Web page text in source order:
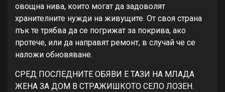
овощна нива, които могат да задоволят
хранителните нужди на живущите. От своя страна
пък те трябва да се погрижат за покрива, ако
протече, или да направят ремонт, в случай че се
наложи обновяване.
СРЕД ПОСЛЕДНИТЕ ОБЯВИ Е ТАЗИ НА МЛАДА
ЖЕНА ЗА ДОМ В СТРАЖИШКОТО СЕЛО ЛОЗЕН.